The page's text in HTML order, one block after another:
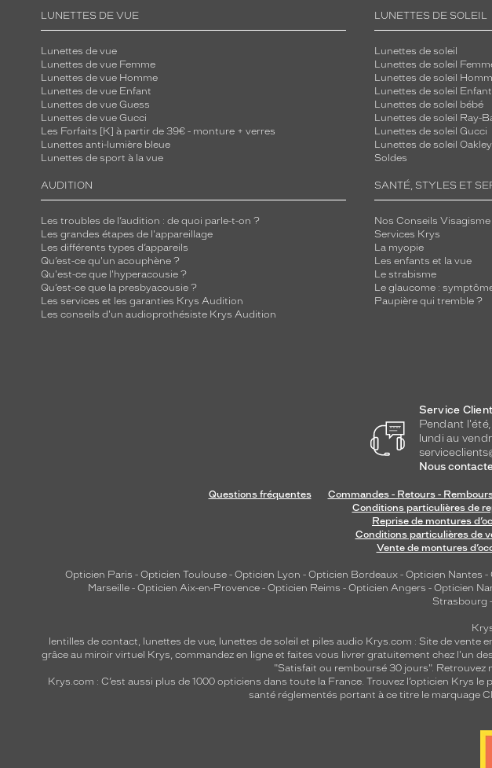
LUNETTES DE VUE
Lunettes de vue
Lunettes de vue Femme
Lunettes de vue Homme
Lunettes de vue Enfant
Lunettes de vue Guess
Lunettes de vue Gucci
Les Forfaits [K] à partir de 39€ - monture + verres
Lunettes anti-lumière bleue
Lunettes de sport à la vue
LUNETTES DE SOLEIL
Lunettes de soleil
Lunettes de soleil
Lunettes de soleil
Lunettes de soleil Enfant
Lunettes de soleil bébé
Lunettes de soleil Ray-
Lunettes de soleil Gucci
Lunettes de soleil Oakley
Soldes
AUDITION
Les troubles de l’audition : de quoi parle-t-on ?
Les grandes étapes de l'appareillage
Les différents types d’appareils
Qu’est-ce qu'un acouphène ?
Qu'est-ce que l'hyperacousie ?
Qu’est-ce que la presbyacousie ?
Les services et les garanties Krys Audition
Les conseils d'un audioprothésiste Krys Audition
SANTÉ, STYLES ET
Nos Conseils Visagisme
Services Krys
La myopie
Les enfants et la vue
Le strabisme
Le glaucome :
Paupière qui tremble ?
Service
Pendant
lundi au
Nous
Questions fréquentes Commandes - Retours -
Conditions particulières de
Reprise de montures
Conditions particulières de
Vente de montures
Opticien Paris - Opticien Toulouse - Opticien Lyon - Opticien Bordeaux - Opticien Nantes -
Marseille - Opticien Aix-en-Provence - Opticien Reims - Opticien Angers - Opticien
Strasbourg -
lentilles de contact, lunettes de vue, lunettes de soleil et piles audio Krys.com : Site de vente
grâce au miroir virtuel Krys, commandez en ligne et faites vous livrer gratuitement chez l'un
"Satisfait ou remboursé 30 jours". Retrouvez
Krys.com : C’est aussi plus de 1000 opticiens dans toute la France. Trouvez l’opticien Krys le
santé réglementés portant à ce titre le marquage